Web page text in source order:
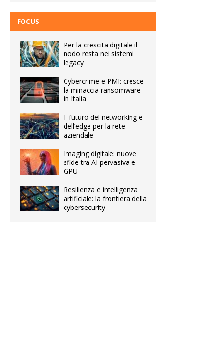
FOCUS
Per la crescita digitale il
nodo resta nei sistemi
legacy
Cybercrime e PMI: cresce
la minaccia ransomware
in Italia
Il futuro del networking e
dell’edge per la rete
aziendale
Imaging digitale: nuove
sfide tra AI pervasiva e
GPU
Resilienza e intelligenza
artificiale: la frontiera della
cybersecurity